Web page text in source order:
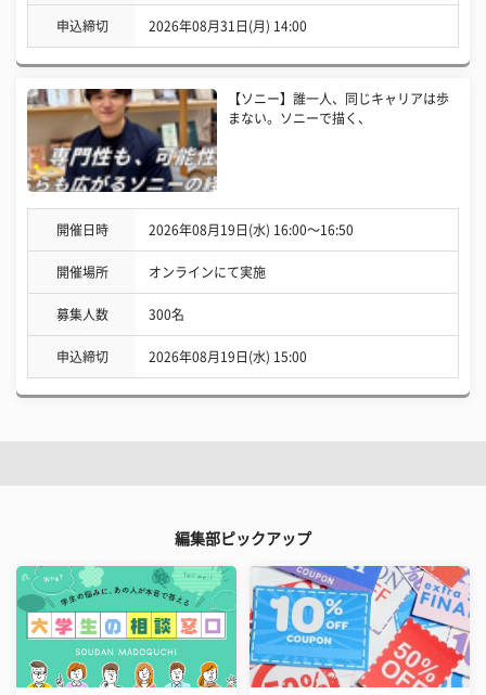
申込締切 2026年08月31日(月) 14:00
【ソニー】誰一人、同じキャリアは歩
まない。ソニーで描く、
開催日時 2026年08月19日(水) 16:00〜16:50
開催場所 オンラインにて実施
募集人数 300名
申込締切 2026年08月19日(水) 15:00
編集部ピックアップ